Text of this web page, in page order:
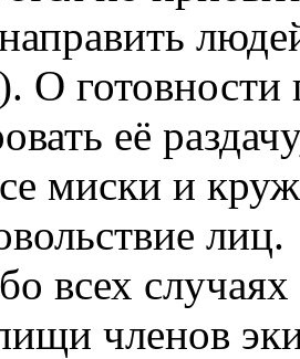
О
её
миски и
лиц.
всех
членов